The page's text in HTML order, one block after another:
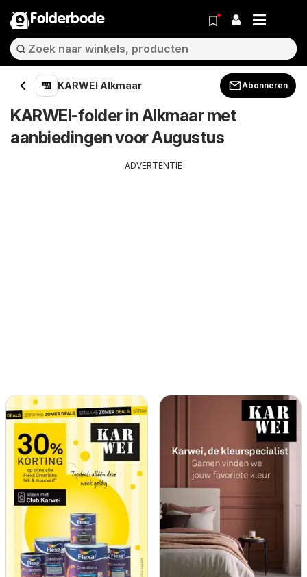
Folderbode
KARWEI Alkmaar Abonneren
KARWEI-folder in Alkmaar met
aanbiedingen voor Augustus
ADVERTENTIE